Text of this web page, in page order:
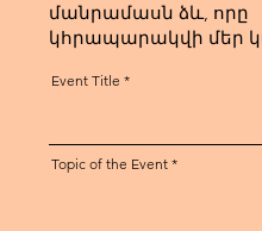
մանրամասն ձև, որը
կհրապարակվի մեր
Event Title
Topic of the Event